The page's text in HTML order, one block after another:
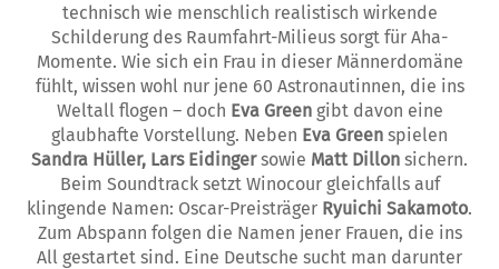
technisch wie menschlich realistisch wirkende
Schilderung des Raumfahrt-Milieus sorgt für Aha-
Momente. Wie sich ein Frau in dieser Männerdomäne
fühlt, wissen wohl nur jene 60 Astronautinnen, die ins
Weltall flogen – doch Eva Greengibt davon eine
glaubhafte Vorstellung. Neben Eva Green spielen
Sandra Hüller, Lars Eidingersowie Matt Dillon sichern.
Beim Soundtrack setzt Winocour gleichfalls auf
klingende Namen: Oscar-Preisträger Ryuichi Sakamoto.
Zum Abspann folgen die Namen jener Frauen, die ins
All gestartet sind. Eine Deutsche sucht man darunter